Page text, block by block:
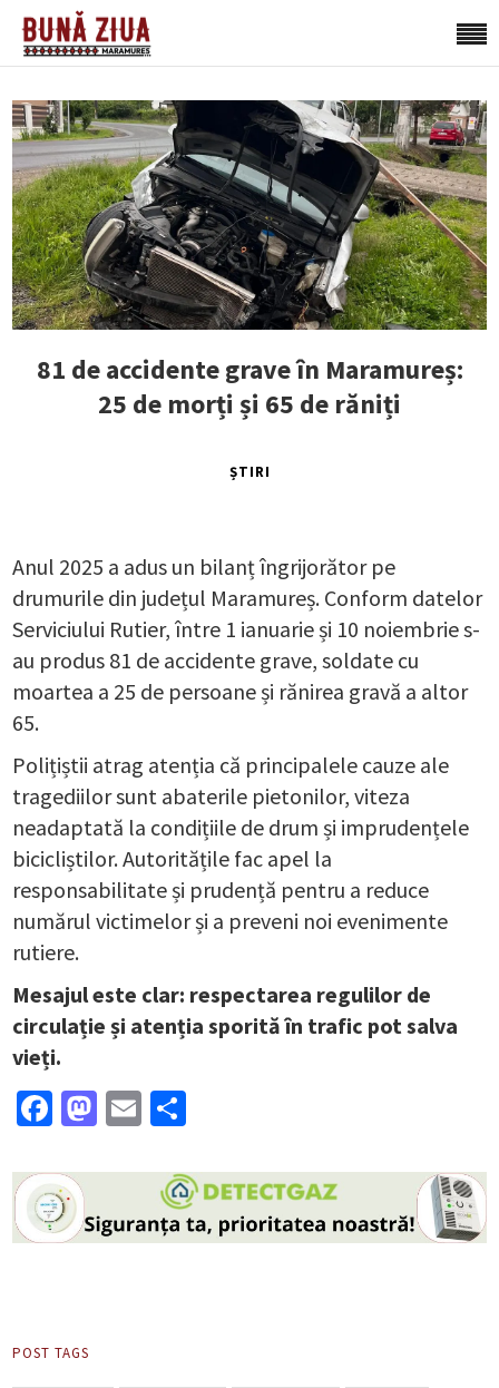
81 de accidente grave în Maramureș:
25 de morți și 65 de răniți
ȘTIRI
Anul 2025 a adus un bilanț îngrijorător pe
drumurile din județul Maramureș. Conform datelor
Serviciului Rutier, între 1 ianuarie și 10 noiembrie s-
au produs 81 de accidente grave, soldate cu
moartea a 25 de persoane și rănirea gravă a altor
65.
Polițiștii atrag atenția că principalele cauze ale
tragediilor sunt abaterile pietonilor, viteza
neadaptată la condițiile de drum și imprudențele
bicicliștilor. Autoritățile fac apel la
responsabilitate și prudență pentru a reduce
numărul victimelor și a preveni noi evenimente
rutiere.
Mesajul este clar: respectarea regulilor de
circulație și atenția sporită în trafic pot salva
vieți.
Facebook
Mastodon
Email
POST TAGS